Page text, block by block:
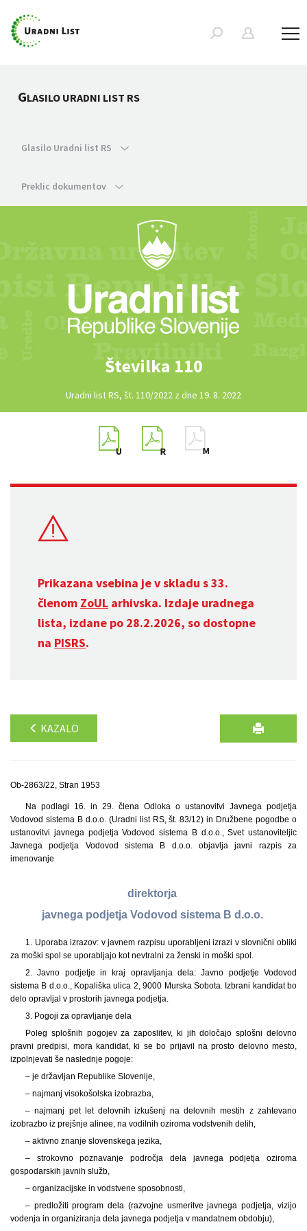
GLASILO URADNI LIST RS
Glasilo Uradni list RS
Preklic dokumentov
Številka 110
Uradni list RS, št. 110/2022 z dne 19. 8. 2022
Prikazana vsebina je v skladu s 33.
členom ZoUL arhivska. Izdaje uradnega
lista, izdane po 28.2.2026, so dostopne
na PISRS.
KAZALO
Ob-2863/22, Stran 1953
Na podlagi 16. in 29. člena Odloka o ustanovitvi Javnega podjetja
Vodovod sistema B d.o.o. (Uradni list RS, št. 83/12) in Družbene pogodbe o
ustanovitvi javnega podjetja Vodovod sistema B d.o.o., Svet ustanoviteljic
Javnega podjetja Vodovod sistema B d.o.o. objavlja javni razpis za
imenovanje
direktorja
javnega podjetja Vodovod sistema B d.o.o.
1. Uporaba izrazov: v javnem razpisu uporabljeni izrazi v slovnični obliki
za moški spol se uporabljajo kot nevtralni za ženski in moški spol.
2. Javno podjetje in kraj opravljanja dela: Javno podjetje Vodovod
sistema B d.o.o., Kopališka ulica 2, 9000 Murska Sobota. Izbrani kandidat bo
delo opravljal v prostorih javnega podjetja.
3. Pogoji za opravljanje dela
Poleg splošnih pogojev za zaposlitev, ki jih določajo splošni delovno
pravni predpisi, mora kandidat, ki se bo prijavil na prosto delovno mesto,
izpolnjevati še naslednje pogoje:
– je državljan Republike Slovenije,
– najmanj visokošolska izobrazba,
– najmanj pet let delovnih izkušenj na delovnih mestih z zahtevano
izobrazbo iz prejšnje alinee, na vodilnih oziroma vodstvenih delih,
– aktivno znanje slovenskega jezika,
– strokovno poznavanje področja dela javnega podjetja oziroma
gospodarskih javnih služb,
– organizacijske in vodstvene sposobnosti,
– predložiti program dela (razvojne usmeritve javnega podjetja, vizijo
vodenja in organiziranja dela javnega podjetja v mandatnem obdobju),